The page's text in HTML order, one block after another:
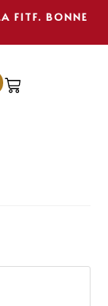
FITF. BONNE